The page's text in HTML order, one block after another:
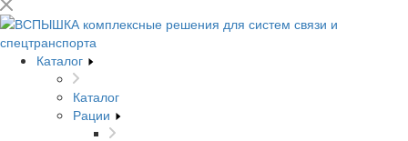
Каталог
Каталог
Рации